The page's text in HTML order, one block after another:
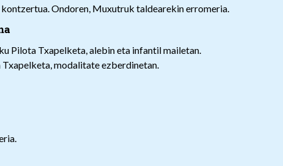
Ondoren, Muxutruk taldearekin erromeria.
Pilota Txapelketa, alebin eta infantil mailetan.
modalitate ezberdinetan.